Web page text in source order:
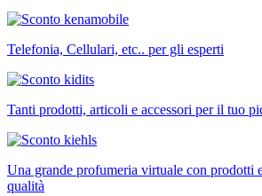
Telefonia, Cellulari, etc.. per gli esperti
Tanti prodotti, articoli e accessori per il tuo
Una grande profumeria virtuale con prodotti
qualità